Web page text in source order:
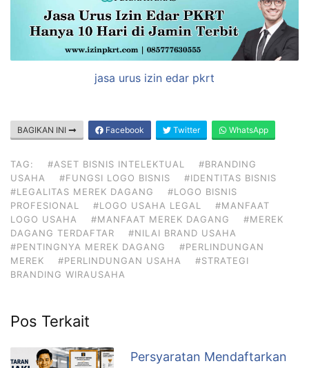
jasa urus izin edar pkrt
BAGIKAN INI Facebook Twitter WhatsApp
TAG: #ASET BISNIS INTELEKTUAL
#BRANDING
USAHA
#FUNGSI LOGO BISNIS
#IDENTITAS BISNIS
#LEGALITAS MEREK DAGANG
#LOGO BISNIS
PROFESIONAL
#LOGO USAHA LEGAL
#MANFAAT
LOGO USAHA
#MANFAAT MEREK DAGANG
#MEREK
DAGANG TERDAFTAR
#NILAI BRAND USAHA
#PENTINGNYA MEREK DAGANG
#PERLINDUNGAN
MEREK
#PERLINDUNGAN USAHA
#STRATEGI
BRANDING WIRAUSAHA
Pos Terkait
Persyaratan Mendaftarkan